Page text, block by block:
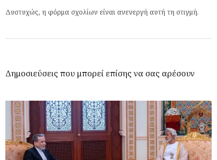
Δυστυχώς, η φόρμα σχολίων είναι ανενεργή αυτή τη στιγμή.
Δημοσιεύσεις που μπορεί επίσης να σας αρέσουν